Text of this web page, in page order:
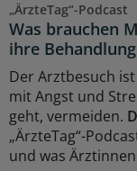
„ÄrzteTag“-Podcast
Was brauchen
ihre
Der Arztbesuch
mit Angst und
geht, vermeiden.
„ÄrzteTag“-
und was